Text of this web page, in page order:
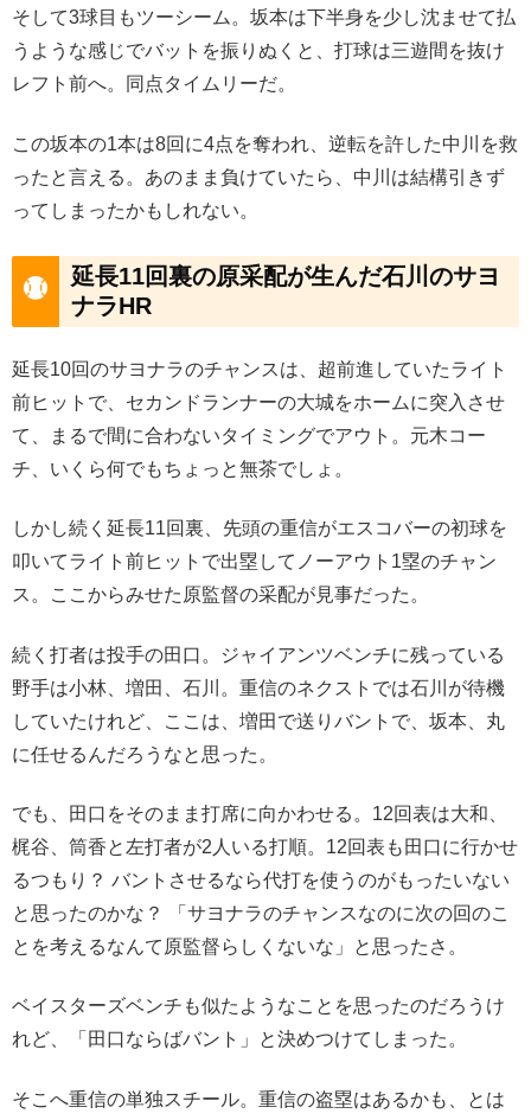
そして3球目もツーシーム。坂本は下半身を少し沈ませて払
うような感じでバットを振りぬくと、打球は三遊間を抜け
レフト前へ。同点タイムリーだ。
この坂本の1本は8回に4点を奪われ、逆転を許した中川を救
ったと言える。あのまま負けていたら、中川は結構引きず
ってしまったかもしれない。
延長11回裏の原采配が生んだ石川のサヨ
ナラHR
延長10回のサヨナラのチャンスは、超前進していたライト
前ヒットで、セカンドランナーの大城をホームに突入させ
て、まるで間に合わないタイミングでアウト。元木コー
チ、いくら何でもちょっと無茶でしょ。
しかし続く延長11回裏、先頭の重信がエスコバーの初球を
叩いてライト前ヒットで出塁してノーアウト1塁のチャン
ス。ここからみせた原監督の采配が見事だった。
続く打者は投手の田口。ジャイアンツベンチに残っている
野手は小林、増田、石川。重信のネクストでは石川が待機
していたけれど、ここは、増田で送りバントで、坂本、丸
に任せるんだろうなと思った。
でも、田口をそのまま打席に向かわせる。12回表は大和、
梶谷、筒香と左打者が2人いる打順。12回表も田口に行かせ
るつもり？ バントさせるなら代打を使うのがもったいない
と思ったのかな？ 「サヨナラのチャンスなのに次の回のこ
とを考えるなんて原監督らしくないな」と思ったさ。
ベイスターズベンチも似たようなことを思ったのだろうけ
れど、「田口ならばバント」と決めつけてしまった。
そこへ重信の単独スチール。重信の盗塁はあるかも、とは